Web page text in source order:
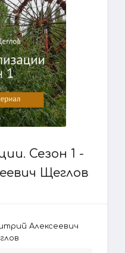
Сезон 1 -
Щеглов
Алексеевич